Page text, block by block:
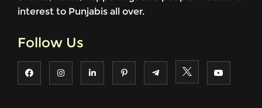
interest to Punjabis all over.
Follow Us